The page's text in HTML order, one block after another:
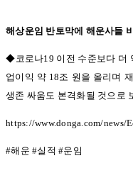
해상운임 반토막에 해운사들
◆코로나19 이전 수준보다 더
업이익 약 18조 원을 올리며
생존 싸움도 본격화될 것으로
https://www.donga.com/
#해운#실적#운임